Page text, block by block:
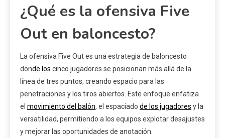
¿Qué es la ofensiva Five
Out en baloncesto?
La ofensiva Five Out es una estrategia de baloncesto
donde los cinco jugadores se posicionan más allá de la
línea de tres puntos, creando espacio para las
penetraciones y los tiros abiertos. Este enfoque enfatiza
el movimiento del balón, el espaciado de los jugadores y la
versatilidad, permitiendo a los equipos explotar desajustes
y mejorar las oportunidades de anotación.